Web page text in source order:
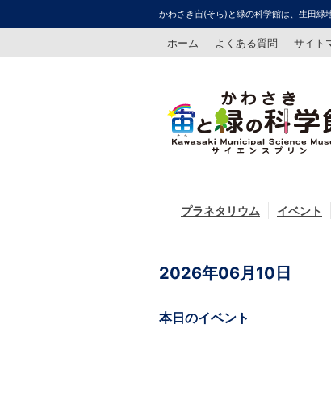
かわさき宙(そら)と緑の科学館は、生田緑
ホーム よくある質問 サイト
プラネタリウム イベント
2026年06月10日
本日のイベント